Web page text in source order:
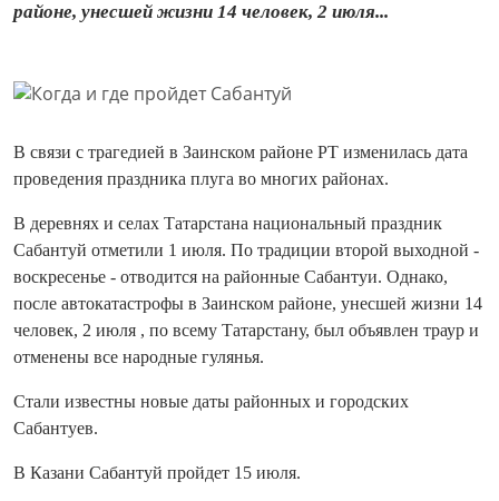
районе, унесшей жизни 14 человек, 2 июля...
В связи с трагедией в Заинском районе РТ изменилась дата
проведения праздника плуга во многих районах.
В деревнях и селах Татарстана национальный праздник
Сабантуй отметили 1 июля. По традиции второй выходной -
воскресенье - отводится на районные Сабантуи. Однако,
после автокатастрофы в Заинском районе, унесшей жизни 14
человек, 2 июля , по всему Татарстану, был объявлен траур и
отменены все народные гулянья.
Стали известны новые даты районных и городских
Сабантуев.
В Казани Сабантуй пройдет 15 июля.